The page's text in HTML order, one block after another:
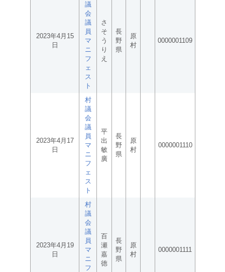
2023年4月15
日
議
会
議
員
マ
ニ
フ
ェ
ス
ト
さ
そ
う
り
え
長
野
県
原
村
0000001109
2023年4月17
日
村
議
会
議
員
マ
ニ
フ
ェ
ス
ト
平
出
敏
廣
長
野
県
原
村
0000001110
2023年4月19
日
村
議
会
議
員
マ
ニ
フ
百
瀬
嘉
徳
長
野
県
原
村
0000001111